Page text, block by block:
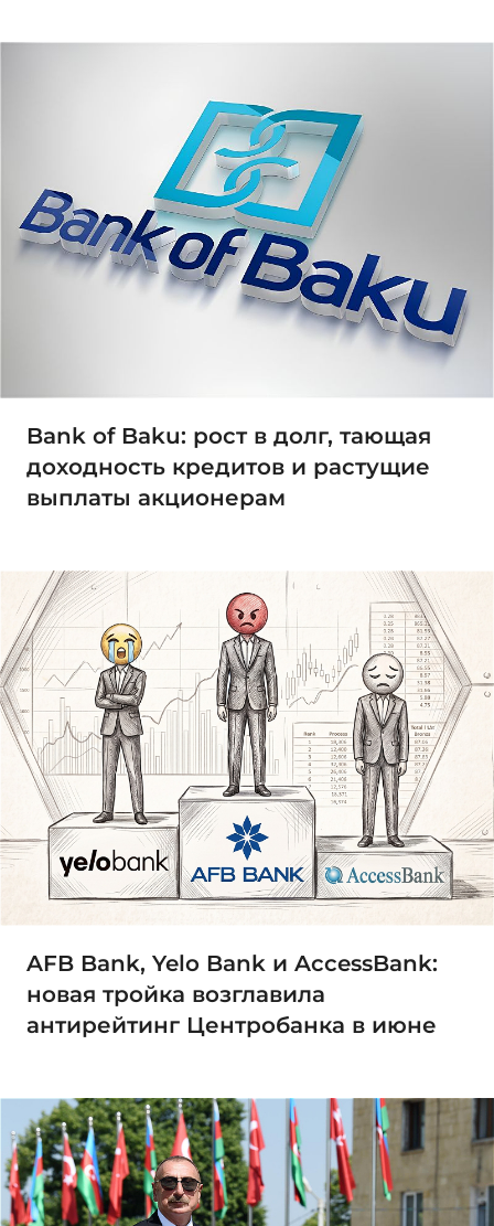
Bank of Baku: рост в долг, тающая
доходность кредитов и растущие
выплаты акционерам
AFB Bank, Yelo Bank и AccessBank:
новая тройка возглавила
антирейтинг Центробанка в июне